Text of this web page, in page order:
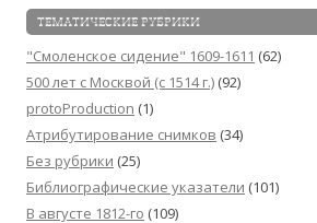
ТЕМАТИЧЕСКИЕ РУБРИКИ
"Смоленское сидение" 1609-1611 (62)
500 лет с Москвой (c 1514 г.) (92)
protoProduction (1)
Атрибутирование снимков (34)
Без рубрики (25)
Библиографические указатели (101)
В августе 1812-го (109)